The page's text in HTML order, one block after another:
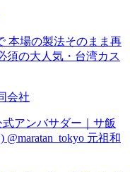
本場の製法そのまま再
の大人気・台湾カス
会社
アンバサダー｜サ飯
元祖和